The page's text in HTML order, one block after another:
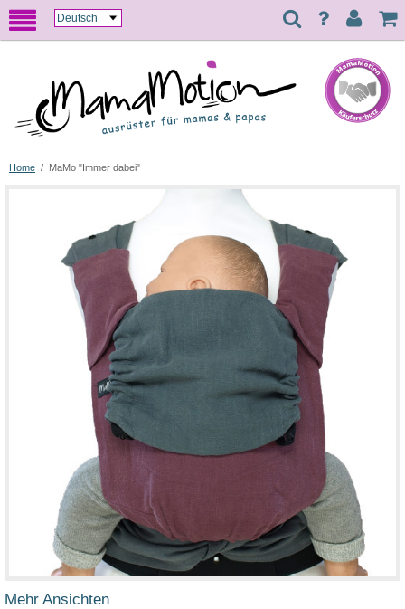
Home / MaMo "Immer dabei"
Mehr Ansichten